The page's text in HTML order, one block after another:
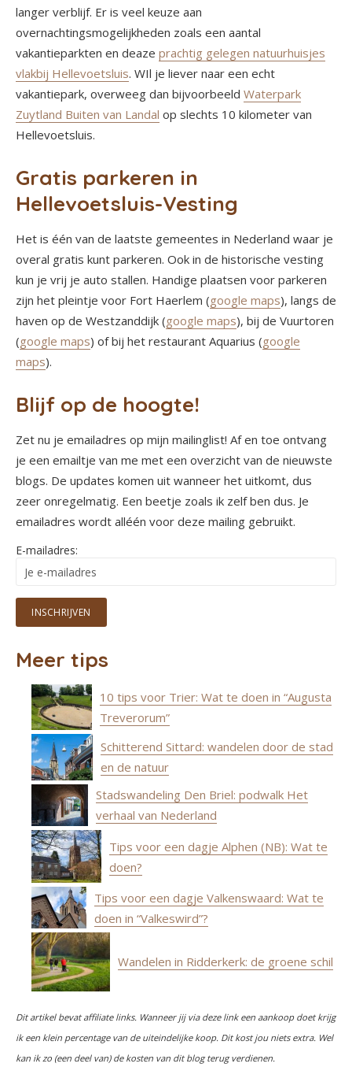
langer verblijf. Er is veel keuze aan
overnachtingsmogelijkheden zoals een aantal
vakantieparkten en deaze prachtig gelegen natuurhuisjes
vlakbij Hellevoetsluis. WIl je liever naar een echt
vakantiepark, overweeg dan bijvoorbeeld Waterpark
Zuytland Buiten van Landal op slechts 10 kilometer van
Hellevoetsluis.
Gratis parkeren in
Hellevoetsluis-Vesting
Het is één van de laatste gemeentes in Nederland waar je
overal gratis kunt parkeren. Ook in de historische vesting
kun je vrij je auto stallen. Handige plaatsen voor parkeren
zijn het pleintje voor Fort Haerlem (google maps), langs de
haven op de Westzanddijk (google maps), bij de Vuurtoren
(google maps) of bij het restaurant Aquarius (google
maps).
Blijf op de hoogte!
Zet nu je emailadres op mijn mailinglist! Af en toe ontvang
je een emailtje van me met een overzicht van de nieuwste
blogs. De updates komen uit wanneer het uitkomt, dus
zeer onregelmatig. Een beetje zoals ik zelf ben dus. Je
emailadres wordt alléén voor deze mailing gebruikt.
E-mailadres:
Meer tips
10 tips voor Trier: Wat te doen in “Augusta
Treverorum”
Schitterend Sittard: wandelen door de stad
en de natuur
Stadswandeling Den Briel: podwalk Het
verhaal van Nederland
Tips voor een dagje Alphen (NB): Wat te
doen?
Tips voor een dagje Valkenswaard: Wat te
doen in “Valkeswird”?
Wandelen in Ridderkerk: de groene schil
Dit artikel bevat affiliate links. Wanneer jij via deze link een aankoop doet krijg
ik een klein percentage van de uiteindelijke koop. Dit kost jou niets extra. Wel
kan ik zo (een deel van) de kosten van dit blog terug verdienen.